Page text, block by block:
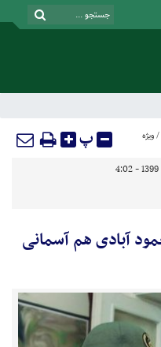
/ ویژه پ
آبادی هم آسمانی